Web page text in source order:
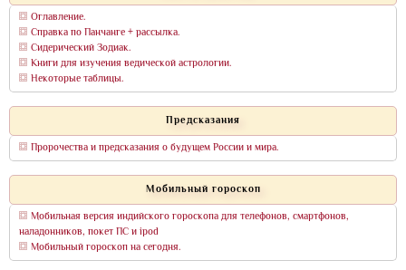
Оглавление.
Справка по Панчанге + рассылка.
Сидерический Зодиак.
Книги для изучения ведической астрологии.
Некоторые таблицы.
Предсказания
Пророчества и предсказания о будущем России и мира.
Мобильный гороскоп
Мобильная версия индийского гороскопа для телефонов, смартфонов,
наладонников, покет ПС и ipod
Мобильный гороскоп на сегодня.